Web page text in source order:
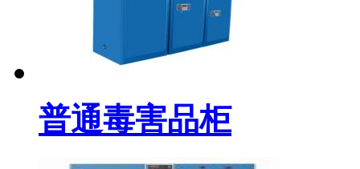
普通毒害品柜